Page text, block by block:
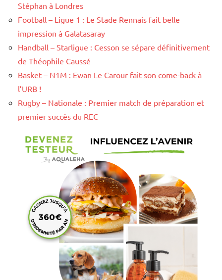
Stéphan à Londres
Football – Ligue 1 : Le Stade Rennais fait belle
impression à Galatasaray
Handball – Starligue : Cesson se sépare définitivement
de Théophile Caussé
Basket – N1M : Ewan Le Carour fait son come-back à
l’URB !
Rugby – Nationale : Premier match de préparation et
premier succès du REC